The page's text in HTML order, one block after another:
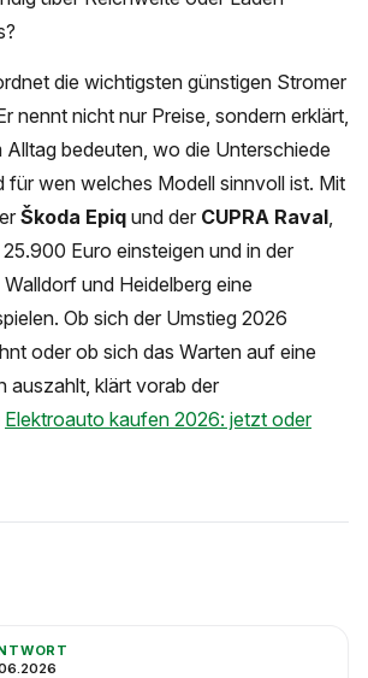
die wichtigsten günstigen Stromer
nennt nicht nur Preise, sondern erklärt,
Alltag bedeuten, wo die Unterschiede
für wen welches Modell sinnvoll ist. Mit
Škoda Epiq und der CUPRA Raval,
Euro einsteigen und in der
und Heidelberg eine
Ob sich der Umstieg 2026
oder ob sich das Warten auf eine
auszahlt, klärt vorab der
Elektroauto kaufen 2026: jetzt oder